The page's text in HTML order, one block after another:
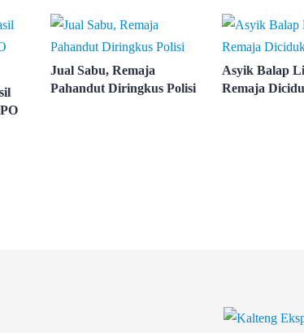
Jual Sabu, Remaja
Pahandut Diringkus Polisi
Asyik Balap
Remaja